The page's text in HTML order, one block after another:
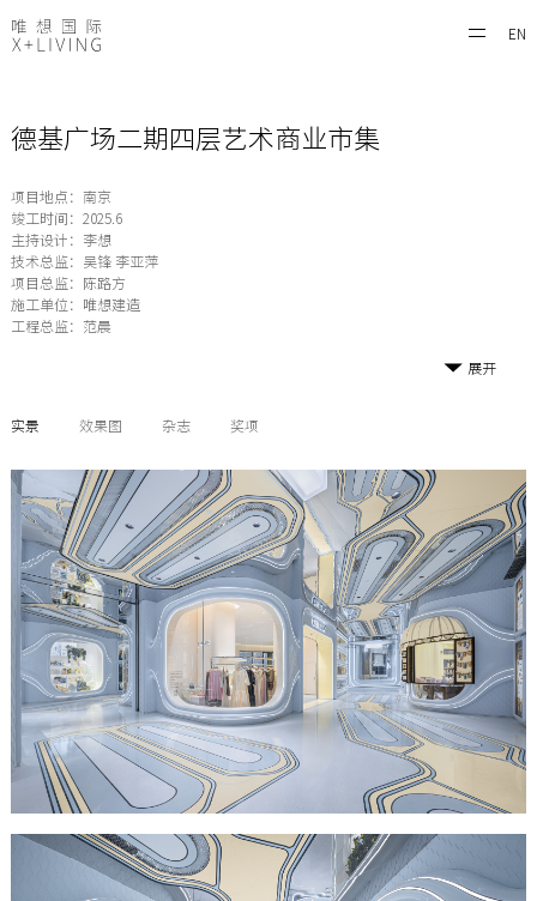
EN
德基广场二期四层艺术商业市集
项目地点：南京
竣工时间：2025.6
主持设计：李想
技术总监：吴锋 李亚萍
项目总监：陈路方
施工单位：唯想建造
工程总监：范晨
展开
实景 效果图 杂志 奖项